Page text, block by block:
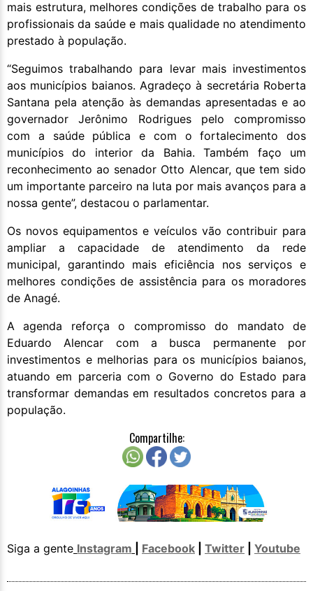
mais estrutura, melhores condições de trabalho para os
profissionais da saúde e mais qualidade no atendimento
prestado à população.
“Seguimos trabalhando para levar mais investimentos
aos municípios baianos. Agradeço à secretária Roberta
Santana pela atenção às demandas apresentadas e ao
governador Jerônimo Rodrigues pelo compromisso
com a saúde pública e com o fortalecimento dos
municípios do interior da Bahia. Também faço um
reconhecimento ao senador Otto Alencar, que tem sido
um importante parceiro na luta por mais avanços para a
nossa gente”, destacou o parlamentar.
Os novos equipamentos e veículos vão contribuir para
ampliar a capacidade de atendimento da rede
municipal, garantindo mais eficiência nos serviços e
melhores condições de assistência para os moradores
de Anagé.
A agenda reforça o compromisso do mandato de
Eduardo Alencar com a busca permanente por
investimentos e melhorias para os municípios baianos,
atuando em parceria com o Governo do Estado para
transformar demandas em resultados concretos para a
população.
Compartilhe:
Siga a gente Instagram Facebook Twitter Youtube